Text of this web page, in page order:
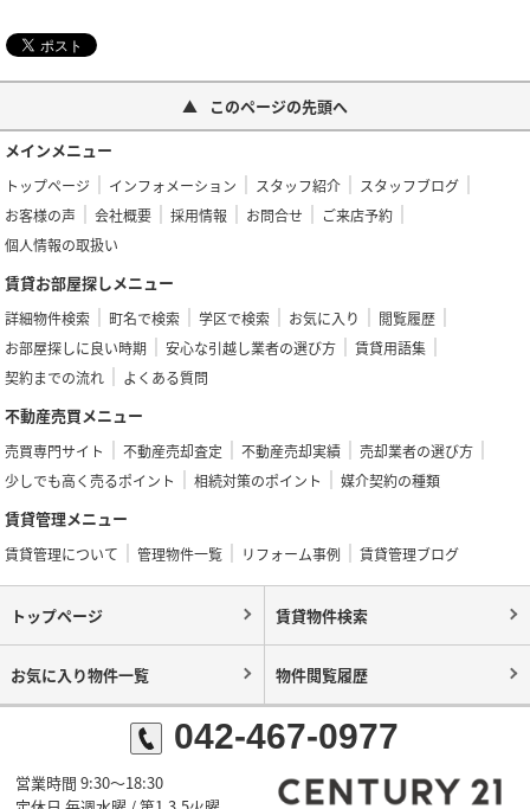
このページの先頭へ
メインメニュー
トップページ インフォメーション スタッフ紹介
スタッフブログ
お客様の声
会社概要 採用情報 お問合せ
ご来店予約
個人情報の取扱い
賃貸お部屋探しメニュー
詳細物件検索 町名で検索 学区で検索 お気に入り
閲覧履歴
お部屋探しに良い時期
安心な引越し業者の選び方
賃貸用語集
契約までの流れ
よくある質問
不動産売買メニュー
売買専門サイト 不動産売却査定 不動産売却実績
売却業者の選び方
少しでも高く売るポイント
相続対策のポイント 媒介契約の種類
賃貸管理メニュー
賃貸管理について 管理物件一覧 リフォーム事例 賃貸管理ブログ
トップページ 賃貸物件検索
お気に入り物件一覧 物件閲覧履歴
042-467-0977
営業時間 9:30～18:30